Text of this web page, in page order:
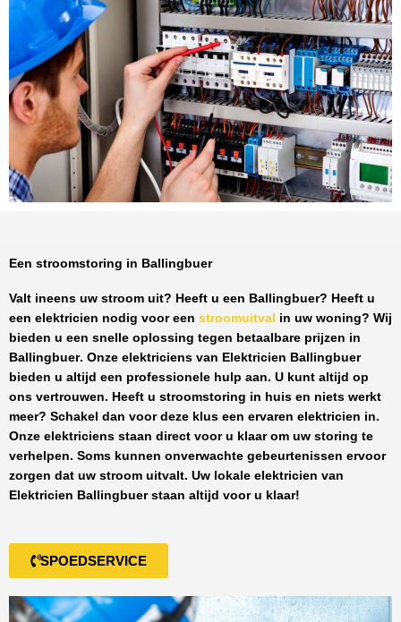
Een stroomstoring in Ballingbuer
Valt ineens uw stroom uit? Heeft u een Ballingbuer? Heeft u
een elektricien nodig voor een stroomuitval in uw woning? Wij
bieden u een snelle oplossing tegen betaalbare prijzen in
Ballingbuer. Onze elektriciens van Elektricien Ballingbuer
bieden u altijd een professionele hulp aan. U kunt altijd op
ons vertrouwen. Heeft u stroomstoring in huis en niets werkt
meer? Schakel dan voor deze klus een ervaren elektricien in.
Onze elektriciens staan direct voor u klaar om uw storing te
verhelpen. Soms kunnen onverwachte gebeurtenissen ervoor
zorgen dat uw stroom uitvalt. Uw lokale elektricien van
Elektricien Ballingbuerstaan altijd voor u klaar!
SPOEDSERVICE